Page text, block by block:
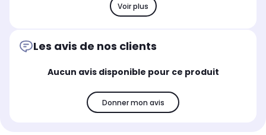
Voir plus
Les avis de nos clients
Aucun avis disponible pour ce produit
Donner mon avis